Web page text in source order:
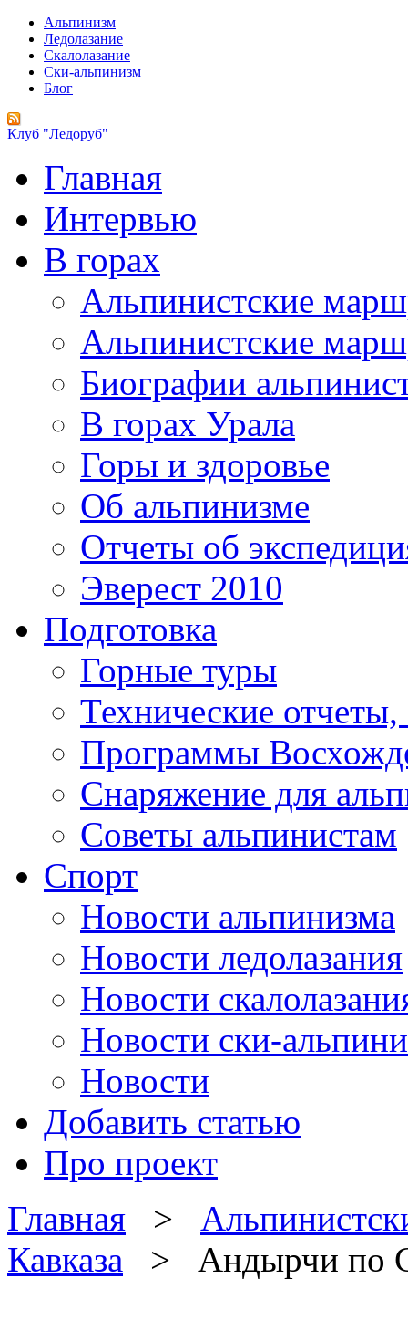
Альпинизм
Ледолазание
Скалолазание
Ски-альпинизм
Блог
Клуб "Ледоруб"
Главная
Интервью
В горах
Альпинистские
Альпинистские
Биографии
В горах Урала
Горы и здоровье
Об альпинизме
Отчеты об
Эверест 2010
Подготовка
Горные туры
Технические
Программы
Снаряжение для
Советы альпинистам
Спорт
Новости альпинизма
Новости ледолазания
Новости
Новости ски-
Новости
Добавить статью
Про проект
Главная >
Кавказа > Андырчи по